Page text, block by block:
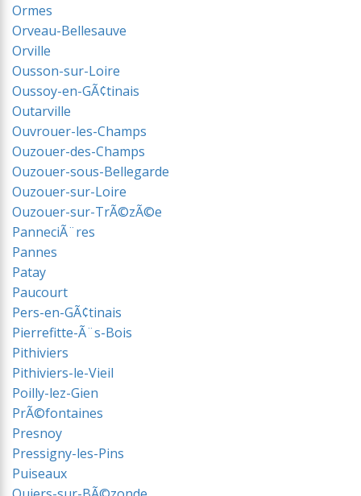
Ormes
Orveau-Bellesauve
Orville
Ousson-sur-Loire
Oussoy-en-GÃ¢tinais
Outarville
Ouvrouer-les-Champs
Ouzouer-des-Champs
Ouzouer-sous-Bellegarde
Ouzouer-sur-Loire
Ouzouer-sur-TrÃ©zÃ©e
PanneciÃ¨res
Pannes
Patay
Paucourt
Pers-en-GÃ¢tinais
Pierrefitte-Ã¨s-Bois
Pithiviers
Pithiviers-le-Vieil
Poilly-lez-Gien
PrÃ©fontaines
Presnoy
Pressigny-les-Pins
Puiseaux